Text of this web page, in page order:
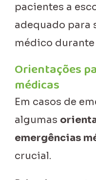
pacientes a
adequado para
médico
Orientações
médicas
Em casos de
algumas
emergências
crucial.